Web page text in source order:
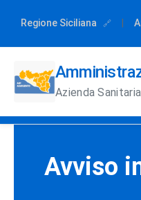
Regione Siciliana
Azienda
Avviso